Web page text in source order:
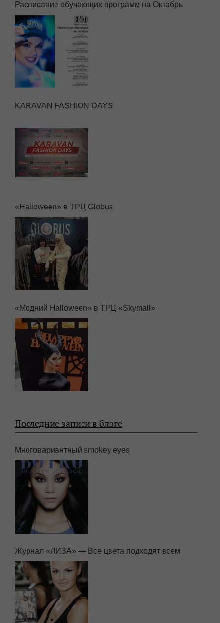
Расписание обучающих программ на Октабрь
KARAVAN FASHION DAYS
«Halloween» в ТРЦ Globus
«Модний Halloween» в ТРЦ «Skymall»
Последние записи в блоге
Многовариантный smokey eyes
Журнал «ЛИЗА» — Все цвета подходят всем